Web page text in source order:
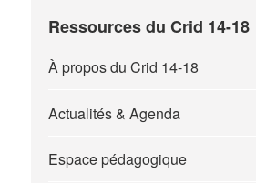
Ressources du Crid 14-18
À propos du Crid 14-18
Actualités & Agenda
Espace pédagogique